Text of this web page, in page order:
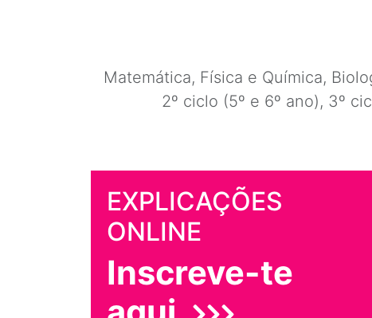
Matemática, Física e Química,
2º ciclo (5º e 6º ano), 3º
EXPLICAÇÕES
ONLINE
Inscreve-te